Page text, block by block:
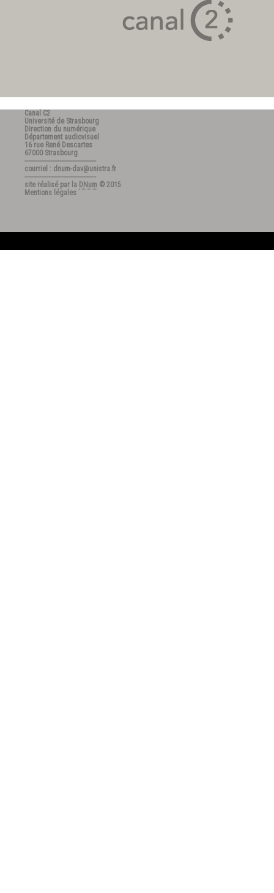
Canal C2
Université de Strasbourg
Direction du numérique
Département audiovisuel
16 rue René Descartes
67000 Strasbourg
---------------------------------------
courriel : dnum-dav@unistra.fr
---------------------------------------
site réalisé par la DNum © 2015
Mentions légales